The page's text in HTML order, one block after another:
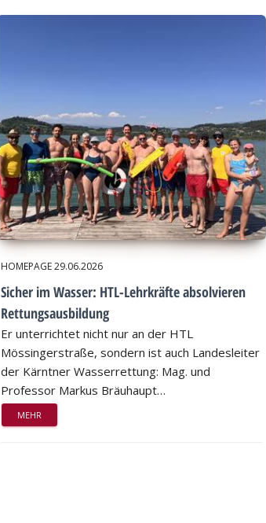
HOMEPAGE29.06.2026
Sicher im Wasser: HTL-Lehrkräfte absolvieren
Rettungsausbildung
Er unterrichtet nicht nur an der HTL
Mössingerstraße, sondern ist auch Landesleiter
der Kärntner Wasserrettung: Mag. und
Professor Markus Bräuhaupt…
MEHR